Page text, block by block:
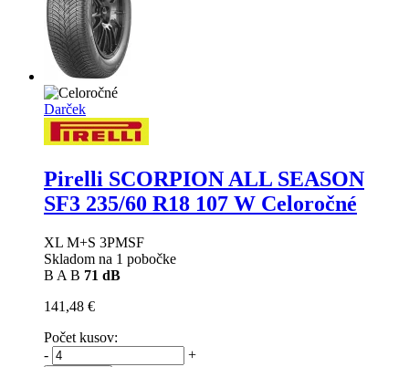
Darček
Pirelli SCORPION ALL SEASON
SF3 235/60 R18 107 W Celoročné
XL M+S 3PMSF
Skladom na 1 pobočke
B A B 71 dB
141,48 €
Počet kusov:
-
+